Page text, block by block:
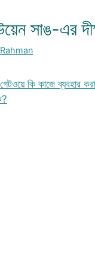
সাঙ-এর
কি কাজে ব্যবহার